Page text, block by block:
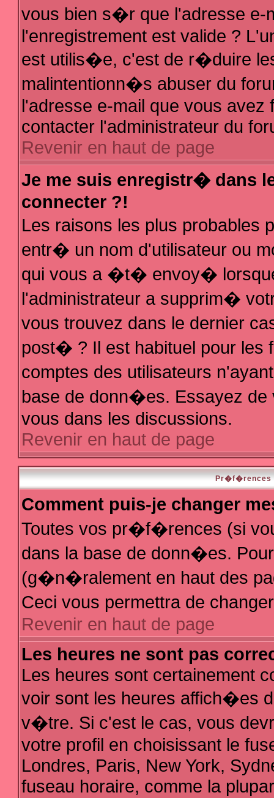
vous bien s�r que l'adresse e-
l'enregistrement est valide ?
est utilis�e, c'est de r�duire
malintentionn�s abuser du
l'adresse e-mail que vous
contacter l'administrateur du
Revenir en haut de page
Je me suis enregistr� dans
connecter ?!
Les raisons les plus probables
entr� un nom d'utilisateur ou
qui vous a �t� envoy�
l'administrateur a supprim�
vous trouvez dans le dernier
post� ? Il est habituel pour les
comptes des utilisateurs
base de donn�es. Essayez de
vous dans les discussions.
Revenir en haut de page
Pr�f�rences
Comment puis-je changer
Toutes vos pr�f�rences (si
dans la base de donn�es.
(g�n�ralement en haut des
Ceci vous permettra de
Revenir en haut de page
Les heures ne sont pas
Les heures sont certainement
voir sont les heures affich�es
v�tre. Si c'est le cas, vous
votre profil en choisissant le
Londres, Paris, New York,
fuseau horaire, comme la